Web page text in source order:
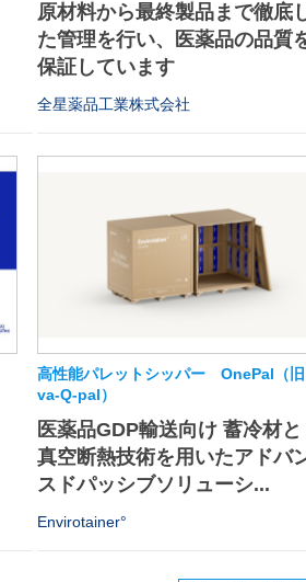
原材料から最終製品まで徹底
た管理を行い、医薬品の品質
保証しています
全星薬品工業株式会社
高性能パレットシッパー OnePal（旧
va-Q-pal）
医薬品GDP輸送向け 蓄冷材と
真空断熱技術を用いたアドバ
スドパッシブソリューシ...
Envirotainer°